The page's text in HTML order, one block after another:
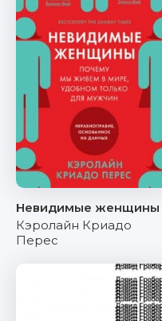
Невидимые женщины
Кэролайн Криадо
Перес